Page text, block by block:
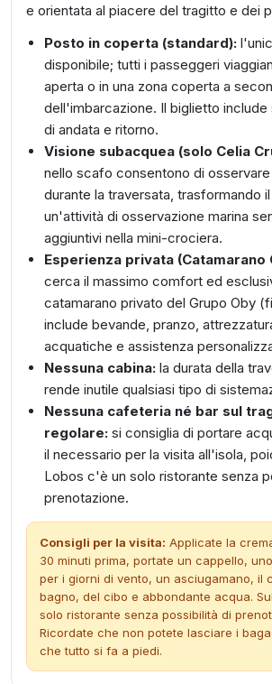
e orientata al piacere del tragitto e dei
Posto in coperta (standard):
disponibile; tutti i passeggeri
aperta o in una zona coperta a
dell'imbarcazione. Il biglietto include
di andata e ritorno.
Visione subacquea (solo Celia
nello scafo consentono di
durante la traversata, trasformando
un'attività di osservazione marina
aggiuntivi nella mini-crociera.
Esperienza privata (Catamarano
cerca il massimo comfort ed
catamarano privato del Grupo Oby
include bevande, pranzo,
acquatiche e assistenza
Nessuna cabina: la durata della
rende inutile qualsiasi tipo di
Nessuna cafeteria né bar sul
regolare: si consiglia di portare
il necessario per la visita all'isola,
Lobos c'è un solo ristorante senza
prenotazione.
Consigli per la visita: Applicate la
30 minuti prima, portate un cappello,
per i giorni di vento, un asciugamano, il
bagno, del cibo e abbondante acqua.
solo ristorante senza possibilità di
Ricordate che non potete lasciare i
che tutto si fa a piedi.